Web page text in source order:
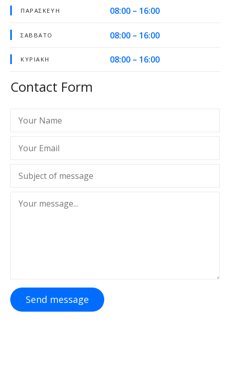
ΠΑΡΑΣΚΕΥΉ 08:00 – 16:00
ΣΆΒΒΑΤΟ 08:00 – 16:00
ΚΥΡΙΑΚΉ 08:00 – 16:00
Contact Form
Send message